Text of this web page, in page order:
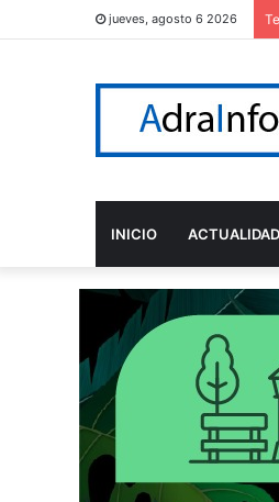
jueves, agosto 6 2026
INICIO ACTUALIDAD